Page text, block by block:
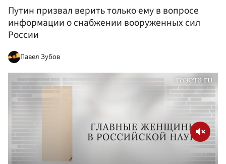
Путин призвал верить только ему в вопросе
информации о снабжении вооруженных сил
России
Павел Зубов